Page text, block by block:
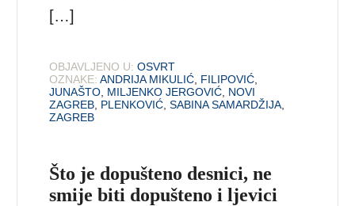
[…]
OBJAVLJENO U: OSVRT
OZNAKE: ANDRIJA MIKULIĆ FILIPOVIĆ
JUNAŠTO MILJENKO JERGOVIĆ NOVI
ZAGREB PLENKOVIĆ ,SABINA SAMARDŽIJA
ZAGREB
Što je dopušteno desnici, ne
smije biti dopušteno i ljevici